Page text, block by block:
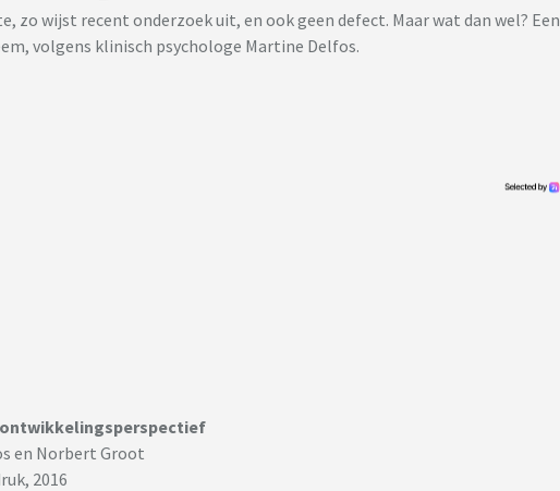
zo wijst recent onderzoek uit, en ook geen defect. Maar wat dan wel? Een
volgens klinisch psychologe Martine Delfos.
en Norbert Groot
2016